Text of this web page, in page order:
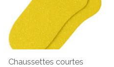
Chaussettes courtes